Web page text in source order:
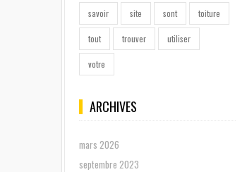
savoir site sont toiture
tout trouver utiliser
votre
ARCHIVES
mars 2026
septembre 2023